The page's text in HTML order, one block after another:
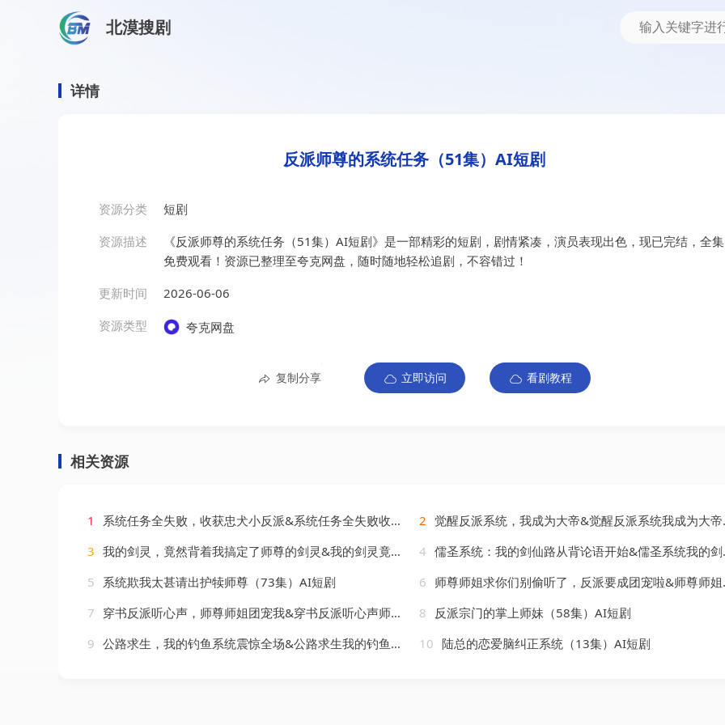
北漠搜剧
详情
反派师尊的系统任务（51集）AI短剧
资源分类
短剧
资源描述
《反派师尊的系统任务（51集）AI短剧》是一部精彩的短剧，剧情紧凑，演员表现出色，现已完结，全集
免费观看！资源已整理至夸克网盘，随时随地轻松追剧，不容错过！
更新时间
2026-06-06
资源类型
夸克网盘
复制分享 立即访问 看剧教程
相关资源
1 系统任务全失败，收获忠犬小反派&系统任务全失败收获忠犬小反派（40集）AI短剧 2 觉醒反派系统，我成为大帝&觉醒反派系统我成为大帝（88集）AI短剧
3 我的剑灵，竟然背着我搞定了师尊的剑灵&我的剑灵竟然背着我搞定了师尊的剑灵（64集）AI短剧 4 儒圣系统：我的剑仙路从背论语开始&儒圣系统我的剑仙路从背论语开始（100集）AI短剧
5 系统欺我太甚请出护犊师尊（73集）AI短剧 6 师尊师姐求你们别偷听了，反派要成团宠啦&师尊师姐求你们别偷听了反派要成团宠啦（60集）AI短剧
7 穿书反派听心声，师尊师姐团宠我&穿书反派听心声师尊师姐团宠我（71集）AI短剧 8
反派宗门的掌上师妹（58集）AI短剧
9 公路求生，我的钓鱼系统震惊全场&公路求生我的钓鱼系统震惊全场（63集）AI短剧 10 陆总的恋爱脑纠正系统（13集）AI短剧